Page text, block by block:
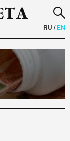
RU /EN